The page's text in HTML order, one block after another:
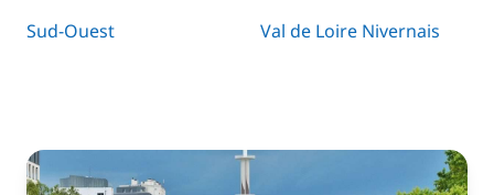
Sud-Ouest Val de Loire Nivernais